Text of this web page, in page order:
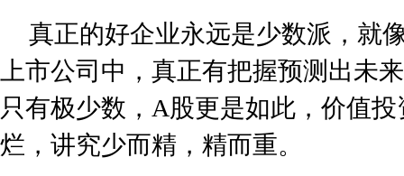
真正的好企业永远是少数派，就
上市公司中，真正有把握预测出未
只有极少数，A股更是如此，价值
烂，讲究少而精，精而重。